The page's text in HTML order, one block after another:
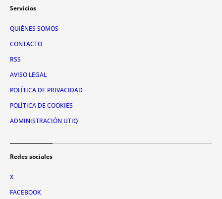
Servicios
QUIÉNES SOMOS
CONTACTO
RSS
AVISO LEGAL
POLÍTICA DE PRIVACIDAD
POLÍTICA DE COOKIES
ADMINISTRACIÓN UTIQ
Redes sociales
X
FACEBOOK